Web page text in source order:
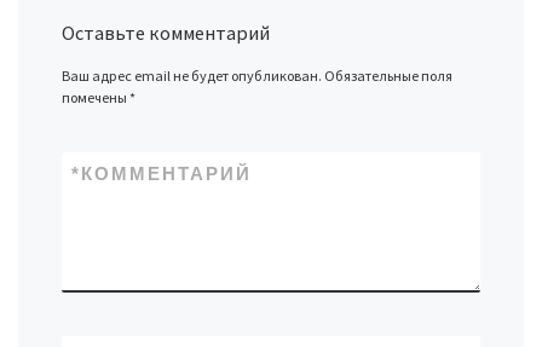
Оставьте комментарий
Ваш адрес email не будет опубликован. Обязательные поля
помечены*
КОММЕНТАРИЙ
*